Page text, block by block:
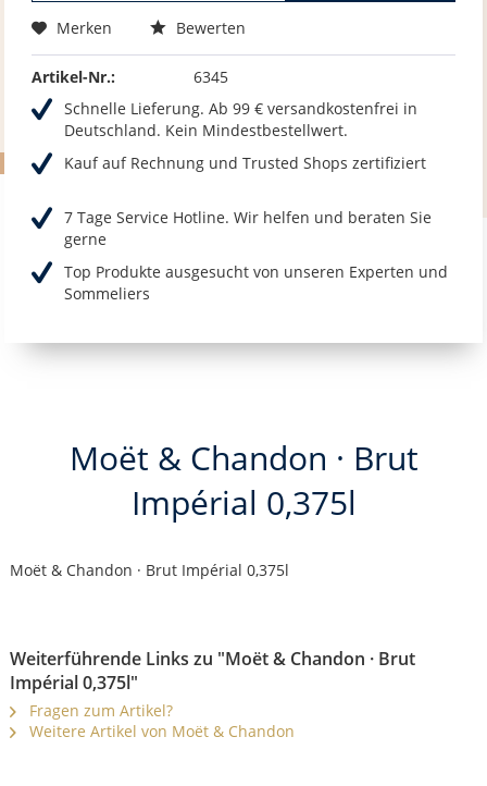
Merken Bewerten
Artikel-Nr.:
6345
Schnelle Lieferung. Ab 99 € versandkostenfrei in
Deutschland. Kein Mindestbestellwert.
Kauf auf Rechnung und Trusted Shops zertifiziert
7 Tage Service Hotline. Wir helfen und beraten Sie
gerne
Top Produkte ausgesucht von unseren Experten und
Sommeliers
Moët & Chandon · Brut
Impérial 0,375l
Moët & Chandon · Brut Impérial 0,375l
Weiterführende Links zu "Moët & Chandon · Brut
Impérial 0,375l"
Fragen zum Artikel?
Weitere Artikel von Moët & Chandon